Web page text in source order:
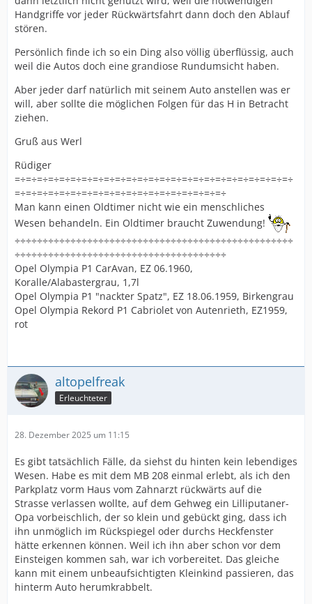
Handgriffe vor jeder Rückwärtsfahrt dann doch den Ablauf
stören.
Persönlich finde ich so ein Ding also völlig überflüssig, auch
weil die Autos doch eine grandiose Rundumsicht haben.
Aber jeder darf natürlich mit seinem Auto anstellen was er
will, aber sollte die möglichen Folgen für das H in Betracht
ziehen.
Gruß aus Werl
Rüdiger
=÷=÷=÷=÷=÷=÷=÷=÷=÷=÷=÷=÷=÷=÷=÷=÷=÷=÷=÷=÷=÷=÷=÷=÷=÷
=÷=÷=÷=÷=÷=÷=÷=÷=÷=÷=÷=÷=÷=÷=÷=÷=÷=÷=÷
Man kann einen Oldtimer nicht wie ein menschliches
Wesen behandeln. Ein Oldtimer braucht Zuwendung!
÷÷÷÷÷÷÷÷÷÷÷÷÷÷÷÷÷÷÷÷÷÷÷÷÷÷÷÷÷÷÷÷÷÷÷÷÷÷÷÷÷÷÷÷÷÷÷÷÷÷
÷÷÷÷÷÷÷÷÷÷÷÷÷÷÷÷÷÷÷÷÷÷÷÷÷÷÷÷÷÷÷÷÷÷÷÷÷÷
Opel Olympia P1 CarAvan, EZ 06.1960,
Koralle/Alabastergrau, 1,7l
Opel Olympia P1 "nackter Spatz", EZ 18.06.1959, Birkengrau
Opel Olympia Rekord P1 Cabriolet von Autenrieth, EZ1959,
rot
altopelfreak
Erleuchteter
28. Dezember 2025 um 11:15
Es gibt tatsächlich Fälle, da siehst du hinten kein lebendiges
Wesen. Habe es mit dem MB 208 einmal erlebt, als ich den
Parkplatz vorm Haus vom Zahnarzt rückwärts auf die
Strasse verlassen wollte, auf dem Gehweg ein Lilliputaner-
Opa vorbeischlich, der so klein und gebückt ging, dass ich
ihn unmöglich im Rückspiegel oder durchs Heckfenster
hätte erkennen können. Weil ich ihn aber schon vor dem
Einsteigen kommen sah, war ich vorbereitet. Das gleiche
kann mit einem unbeaufsichtigten Kleinkind passieren, das
hinterm Auto herumkrabbelt.